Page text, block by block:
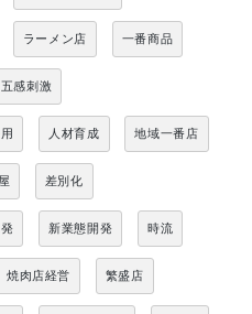
ラーメン店 一番商品
五感刺激
人材育成 地域一番店
差別化
新業態開発 時流
焼肉店経営 繁盛店